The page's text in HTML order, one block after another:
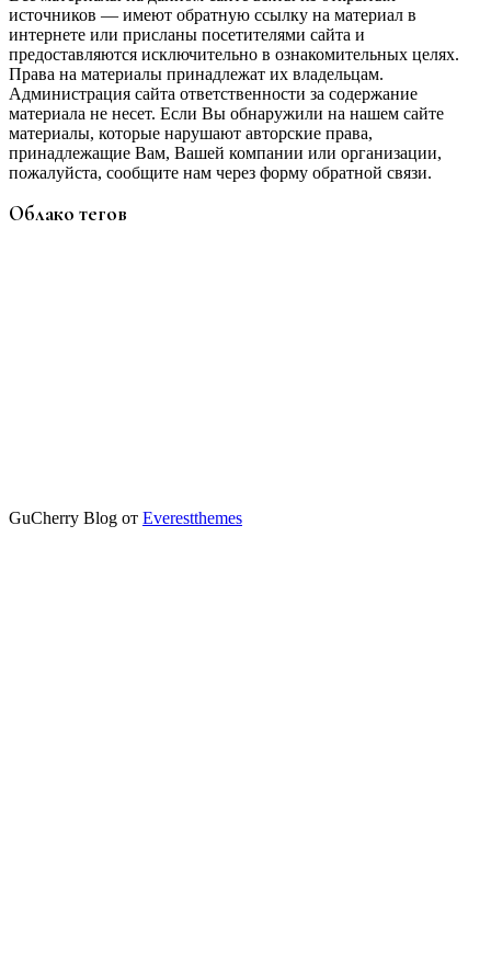
источников — имеют обратную ссылку на материал в
интернете или присланы посетителями сайта и
предоставляются исключительно в ознакомительных целях.
Права на материалы принадлежат их владельцам.
Администрация сайта ответственности за содержание
материала не несет. Если Вы обнаружили на нашем сайте
материалы, которые нарушают авторские права,
принадлежащие Вам, Вашей компании или организации,
пожалуйста, сообщите нам через форму обратной связи.
Облако тегов
GuCherry Blog от Everestthemes